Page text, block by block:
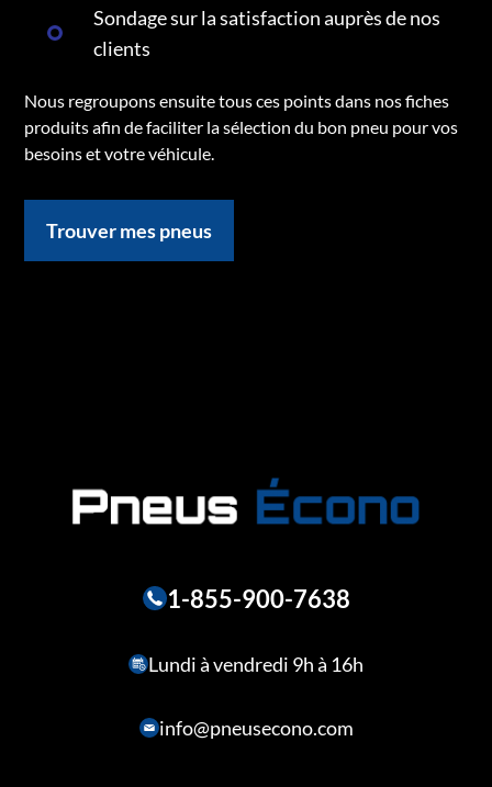
Sondage sur la satisfaction auprès de nos
clients
Nous regroupons ensuite tous ces points dans nos fiches
produits afin de faciliter la sélection du bon pneu pour vos
besoins et votre véhicule.
Trouver mes pneus
1-855-900-7638
Lundi à vendredi 9h à 16h
info@pneusecono.com